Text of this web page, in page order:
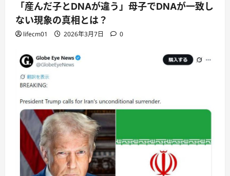
「産んだ子とDNAが違う」母子でDNAが一致し
ない現象の真相とは？
lifecm01 2026年3月7日 0